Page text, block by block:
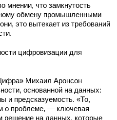
мнении, что замкнутость
обмену промышленными
это вытекает из требований
цифровизации для
Михаил Аронсон
основанной на данных:
и предсказуемость. «То,
о проблеме, — ключевая
решение на данных, которые